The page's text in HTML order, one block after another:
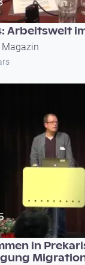
Arbeitswelt
Magazin
in